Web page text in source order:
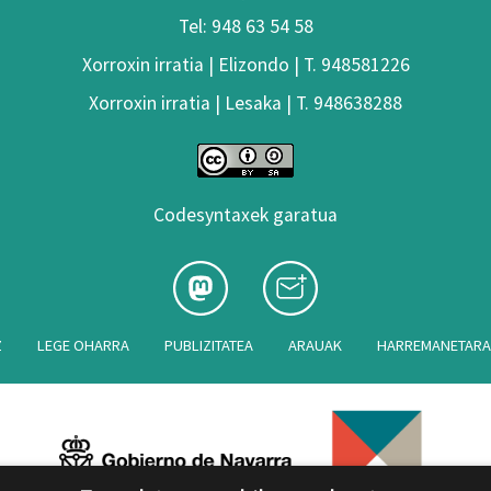
Tel: 948 63 54 58
Xorroxin irratia | Elizondo | T. 948581226
Xorroxin irratia | Lesaka | T. 948638288
Codesyntaxek garatua
LEGE OHARRA PUBLIZITATEA ARAUAK